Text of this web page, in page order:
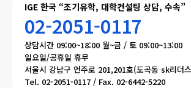
IGE 한국 “조기유학, 대학컨설팅 상담, 수속”
02-2051-0117
상담시간 09:00~18:00 월~금 / 토 09:00~13:00
일요일/공휴일 휴무
서울시 강남구 언주로 201,201호(도곡동 sk리더
Tel. 02-2051-0117 / Fax. 02-6442-5220